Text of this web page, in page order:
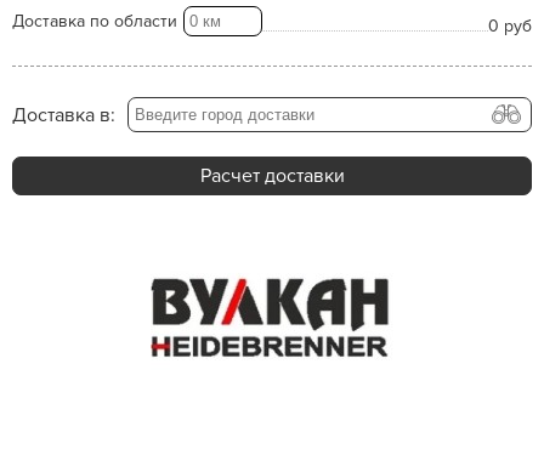
Доставка по области
0 руб
Доставка в:
Расчет доставки